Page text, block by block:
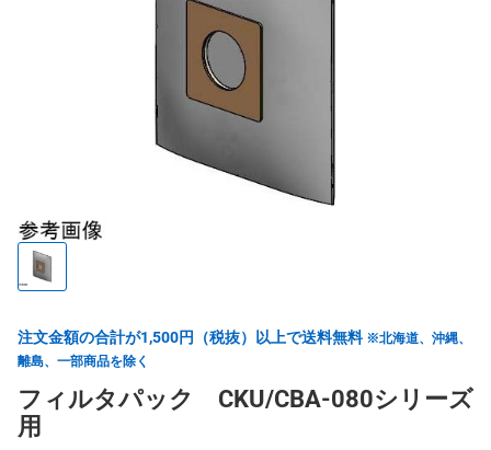
注文金額の合計が1,500円（税抜）以上で送料無料 ※北海道、沖縄、
離島、一部商品を除く
フィルタパック CKU/CBA-080シリーズ
用